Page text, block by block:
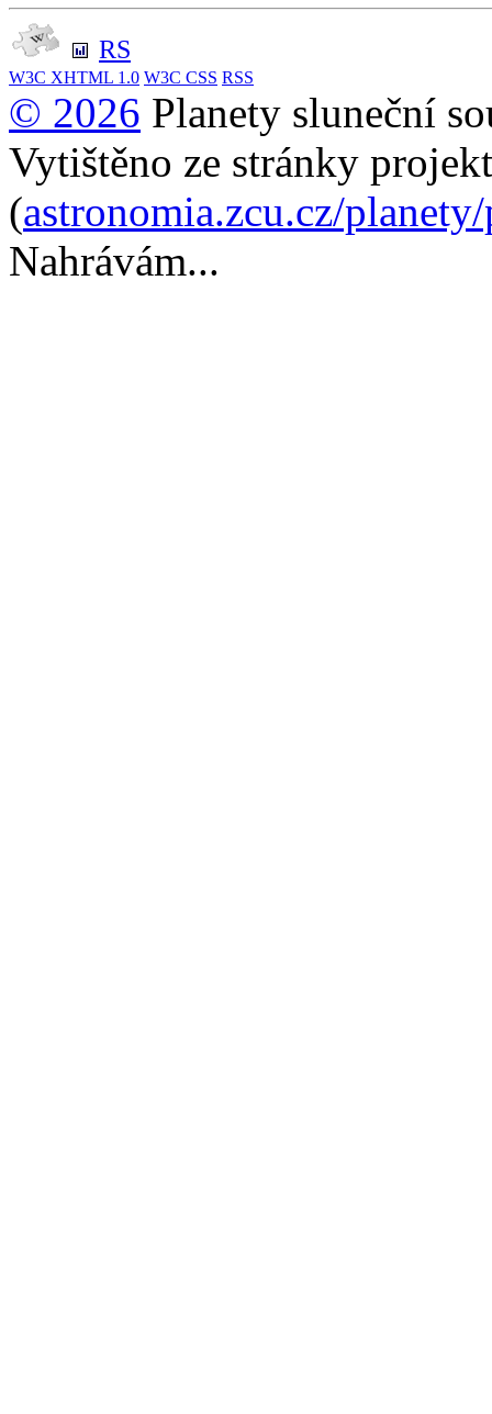
RS
W3C XHTML 1.0 W3C CSS RSS
© 2026 Planety sluneční
Vytištěno ze stránky
(astronomia.zcu.cz/
Nahrávám...